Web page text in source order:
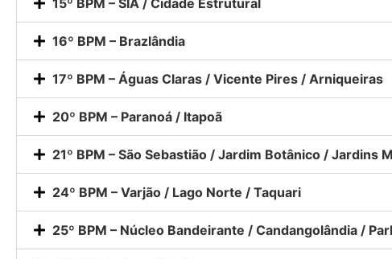
15º BPM – SIA / Cidade Estrutural
16º BPM – Brazlândia
17º BPM – Águas Claras / Vicente Pires / Arniqueiras
20º BPM – Paranoá / Itapoã
21º BPM – São Sebastião / Jardim Botânico / Jardins
24º BPM – Varjão / Lago Norte / Taquari
25º BPM – Núcleo Bandeirante / Candangolândia /